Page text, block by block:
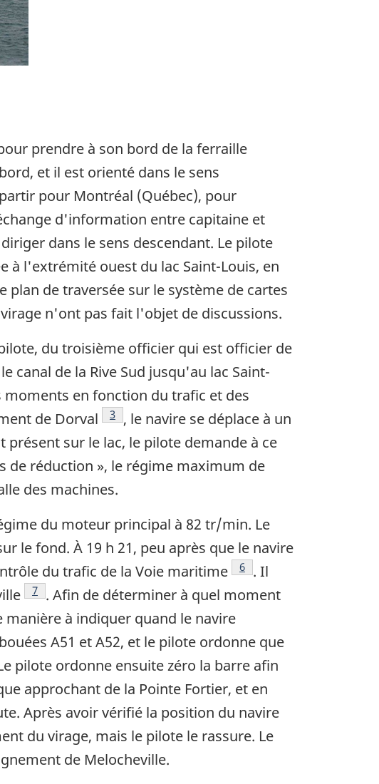
prendre à son bord de la ferraille
et il est orienté dans le sens
pour Montréal (Québec), pour
d'information entre capitaine et
dans le sens descendant. Le pilote
à l'extrémité ouest du lac Saint-Louis, en
de traversée sur le système de cartes
n'ont pas fait l'objet de discussions.
du troisième officier qui est officier de
canal de la Rive Sud jusqu'au lac Saint-
en fonction du trafic et des
de Dorval
Note de bas de page
3 , le navire se déplace à un
présent sur le lac, le pilote demande à ce
de réduction », le régime maximum de
des machines.
du moteur principal à 82 tr/min. Le
le fond. À 19 h 21, peu après que le navire
du trafic de la Voie maritime
Note de bas de page
6 . Il
Note de bas de page
7 . Afin de déterminer à quel moment
à indiquer quand le navire
A51 et A52, et le pilote ordonne que
pilote ordonne ensuite zéro la barre afin
approchant de la Pointe Fortier, et en
Après avoir vérifié la position du navire
du virage, mais le pilote le rassure. Le
de Melocheville.